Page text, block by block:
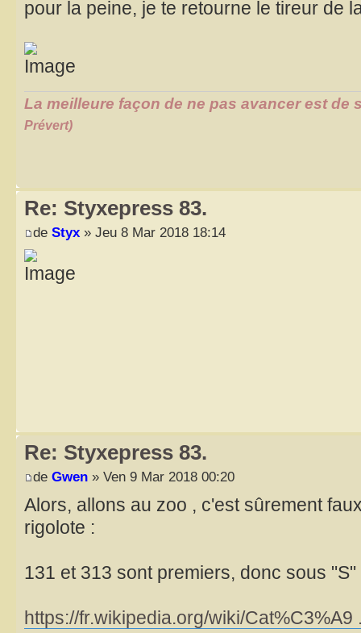
pour la peine, je te retourne le tireur de
La meilleure façon de ne pas avancer est de
Prévert)
Re: Styxepress 83.
de Styx » Jeu 8 Mar 2018 18:14
Re: Styxepress 83.
de Gwen » Ven 9 Mar 2018 00:20
Alors, allons au zoo , c'est sûrement
rigolote :
131 et 313 sont premiers, donc sous
https://fr.wikipedia.org/wiki/Cat%C3%A9